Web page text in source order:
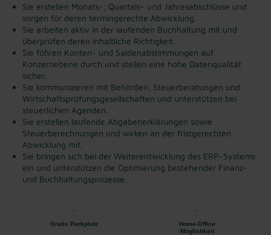
Sie erstellen Monats-, Quartals- und Jahresabschlüsse und
sorgen für deren termingerechte Abwicklung.
Sie arbeiten aktiv in der laufenden Buchhaltung mit und
überprüfen deren inhaltliche Richtigkeit.
Sie führen Konten- und Saldenabstimmungen auf
Konzernebene durch und stellen eine hohe Datenqualität
sicher.
Sie kommunizieren mit Behörden, Steuerberatungen und
Wirtschaftsprüfungsgesellschaften und unterstützen bei
steuerlichen Agenden.
Sie erstellen laufende Abgabenerklärungen sowie
Steuerberechnungen und wirken an der fristgerechten
Abwicklung mit.
Sie bringen sich bei der Weiterentwicklung des ERP-Systems
ein und unterstützen die Optimierung bestehender Finanz-
und Buchhaltungsprozesse.
Gratis Parkplatz
Home-Office
Möglichkeit